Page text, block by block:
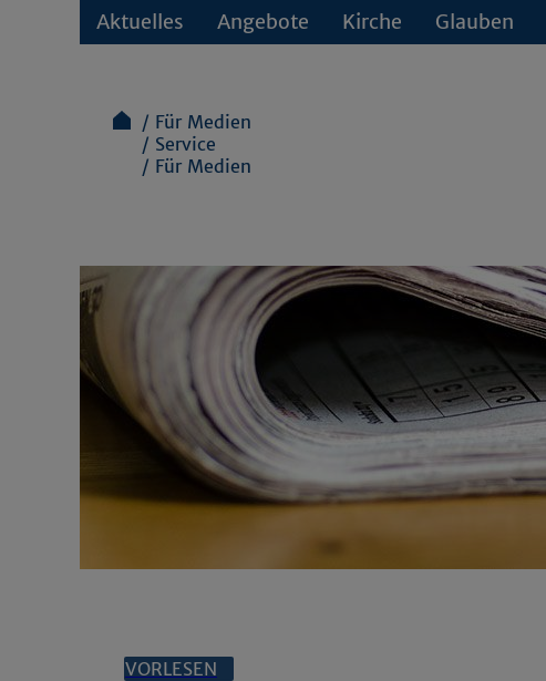
Aktuelles Angebote Kirche Glauben
Für Medien
Service
Für Medien
VORLESEN